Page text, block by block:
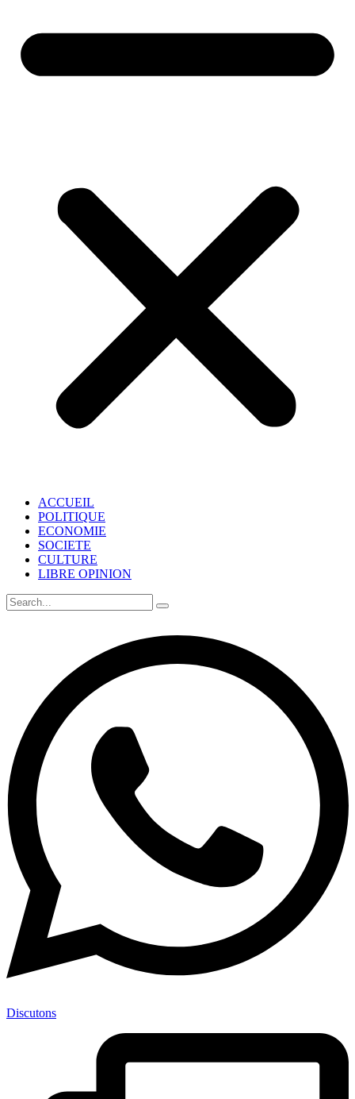
ACCUEIL
POLITIQUE
ECONOMIE
SOCIETE
CULTURE
LIBRE OPINION
Discutons